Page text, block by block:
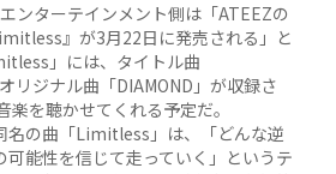
ンターテインメント側は「ATEEZの
』が3月22日に発売される」と
」には、タイトル曲
リジナル曲「DIAMOND」が収録さ
楽を聴かせてくれる予定だ。
名の曲「Limitless」は、「どんな逆
能性を信じて走っていく」というテ